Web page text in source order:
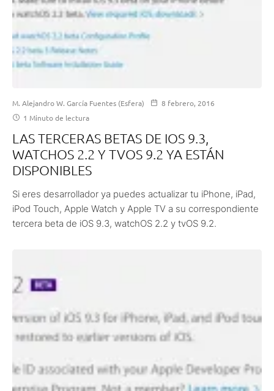
M. Alejandro W. García Fuentes (Esfera)
8 febrero, 2016
1 Minuto de lectura
LAS TERCERAS BETAS DE IOS 9.3,
WATCHOS 2.2 Y TVOS 9.2 YA ESTÁN
DISPONIBLES
Si eres desarrollador ya puedes actualizar tu iPhone, iPad,
iPod Touch, Apple Watch y Apple TV a su correspondiente
tercera beta de iOS 9.3, watchOS 2.2 y tvOS 9.2.